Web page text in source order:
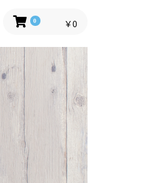
0 ￥0